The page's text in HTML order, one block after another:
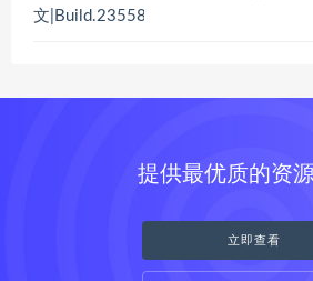
提供最优质的资
立即查看